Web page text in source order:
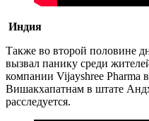
Индия
Также во второй половине
вызвал панику среди
компании Vijayshree Pharma
Вишакхапатнам в штате
расследуется.